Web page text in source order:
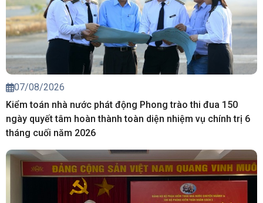
07/08/2026
Kiểm toán nhà nước phát động Phong trào thi đua 150
ngày quyết tâm hoàn thành toàn diện nhiệm vụ chính trị 6
tháng cuối năm 2026